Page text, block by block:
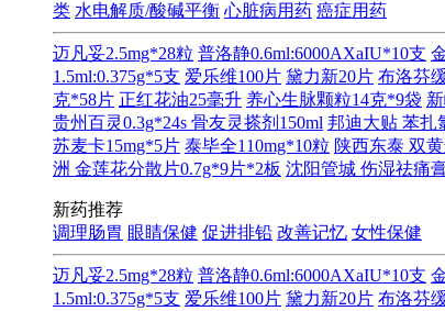
类 水电解质/酸碱平衡 心脏病用药 癌症用药
迈凡妥2.5mg*28粒 普洛静0.6ml:6000AXaIU*10支
1.5ml:0.375g*5支 爱乐维100片 黛力新20片 布洛芬
克*58片 正红花油25毫升 养心生脉颗粒14克*9袋
贵州百灵0.3g*24s 骨友灵搽剂150ml 邦迪大贴 苯扎
苏麦卡15mg*5片 泰毕全110mg*10粒 陕西东泰 双
洲 金莲花分散片0.7g*9片*2板 沈阳管城 伤湿祛痛
新药推荐
调理肠胃 眼睛保健 促进排铅 改善记忆 女性保健
迈凡妥2.5mg*28粒 普洛静0.6ml:6000AXaIU*10支
1.5ml:0.375g*5支 爱乐维100片 黛力新20片 布洛芬